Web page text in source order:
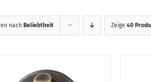
nach Beliebtheit Zeige 40